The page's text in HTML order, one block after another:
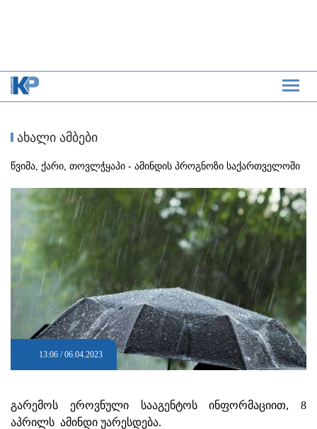
ახალი ამბები
წვიმა, ქარი, თოვლჭყაპი - ამინდის პროგნოზი საქართველოში
13:06 / 06.04.2023
გარემოს ეროვნული სააგენტოს ინფორმაციით, 8
აპრილს ამინდი უარესდება.